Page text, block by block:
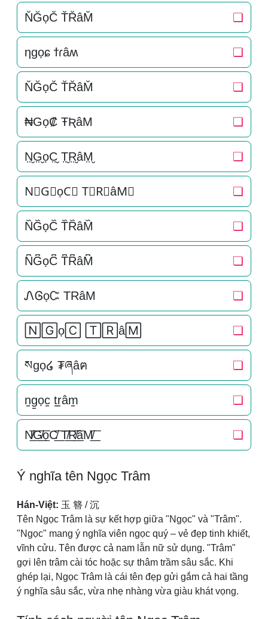
N̆ĞọC̆ T̆R̆âM̆ ❏
ηɡọɕ ϯɾâʍ ❏
N̆ĞọC̆ T̆R̆âM̆ ❏
₦Gọ₡ ŦƦâM ❏
N̤̮G̤̮ọC̤̮ T̤̮R̤̮âM̤̮ ❏
N⃘G⃘ọC⃘ T⃘R⃘âM⃘ ❏
N᷈G᷈ọC᷈ T᷈R᷈âM᷈ ❏
N͆G͆ọC͆ T͆R͆âM͆ ❏
ᏁᎶọᏨ TRâM ❏
🄽🄶ọ🄲 🅃🅁â🄼 ❏
སgọ໒ ₮ཞâฅ ❏
n̠g̠ọc̠ t̠r̠âm̠ ❏
N̸͟͞G̸͟͞ọC̸͟͞ T̸͟͞R̸͟͞âM̸͟͞ ❏
Ý nghĩa tên Ngọc Trâm
Hán-Việt: 玉 簪 / 沉
Tên Ngọc Trâm là sự kết hợp giữa "Ngọc" và "Trâm".
"Ngọc" mang ý nghĩa viên ngọc quý – vẻ đẹp tinh khiết,
vĩnh cửu. Tên được cả nam lẫn nữ sử dụng. "Trâm"
gợi lên trâm cài tóc hoặc sự thâm trầm sâu sắc. Khi
ghép lại, Ngọc Trâm là cái tên đẹp gửi gắm cả hai tầng
ý nghĩa sâu sắc, vừa nhẹ nhàng vừa giàu khát vọng.